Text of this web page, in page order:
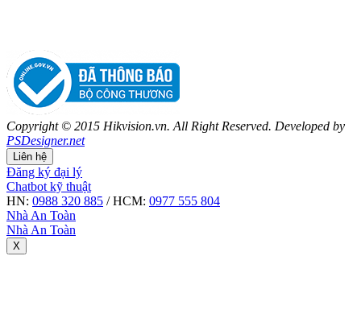
Copyright © 2015 Hikvision.vn. All Right Reserved. Developed by
PSDesigner.net
Liên hệ
Đăng ký đại lý
Chatbot kỹ thuật
HN: 0988 320 885 / HCM: 0977 555 804
Nhà An Toàn
Nhà An Toàn
X